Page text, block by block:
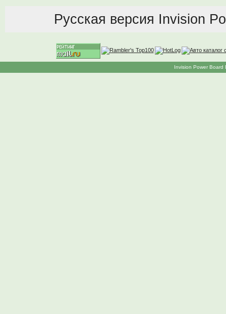
Русская версия Invision
Invision Power